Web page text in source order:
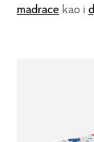
madrace kao i